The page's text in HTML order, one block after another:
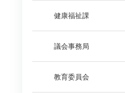
健康福祉課
議会事務局
教育委員会